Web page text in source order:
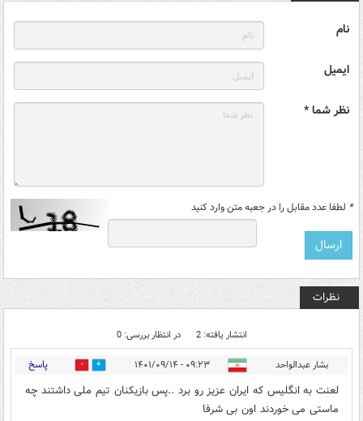
نام
ایمیل
نظر شما *
* لطفا عدد مقابل را در جعبه متن وارد کنید
نظرات
انتشار یافته: 2 در انتظار بررسی: 0
بشار عبدالواحد ۰۹:۲۳ - ۱۴۰۱/۰۹/۱۴ 4 پاسخ
لعنت به انگلیس که ایران عزیز رو برد ..پس بازیکنان تیم ملی داشتند چه
ماستی می خوردند اون بی شرفا